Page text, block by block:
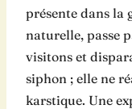
présente dans la
naturelle, passe
visitons et
siphon ; elle ne
karstique. Une